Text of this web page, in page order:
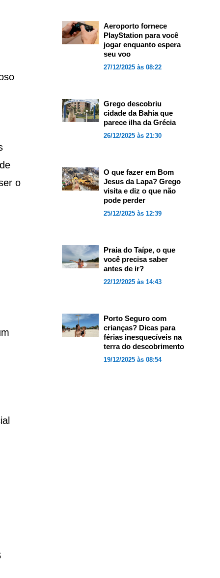
o
Aeroporto fornece
PlayStation para você
jogar enquanto espera
seu voo
27/12/2025 às 08:22
Grego descobriu
cidade da Bahia que
parece ilha da Grécia
26/12/2025 às 21:30
O que fazer em Bom
Jesus da Lapa? Grego
visita e diz o que não
pode perder
25/12/2025 às 12:39
Praia do Taípe, o que
você precisa saber
antes de ir?
22/12/2025 às 14:43
Porto Seguro com
crianças? Dicas para
férias inesquecíveis na
terra do descobrimento
19/12/2025 às 08:54